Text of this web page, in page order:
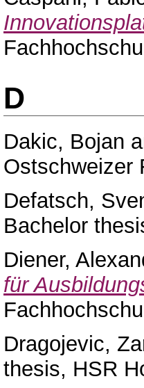
D
Dakic, Bojan
Ostschweizer
Defatsch,
Bachelor
Diener,
für
Dragojevic,
thesis, HSR